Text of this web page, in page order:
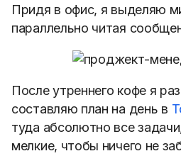
Придя в офис, я выделяю
параллельно читая
После утреннего кофе я
составляю план на день в
туда абсолютно все
мелкие, чтобы ничего не